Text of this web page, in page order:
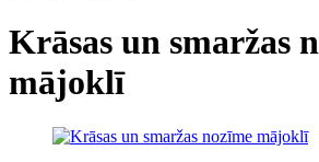
Krāsas un smaržas
mājoklī